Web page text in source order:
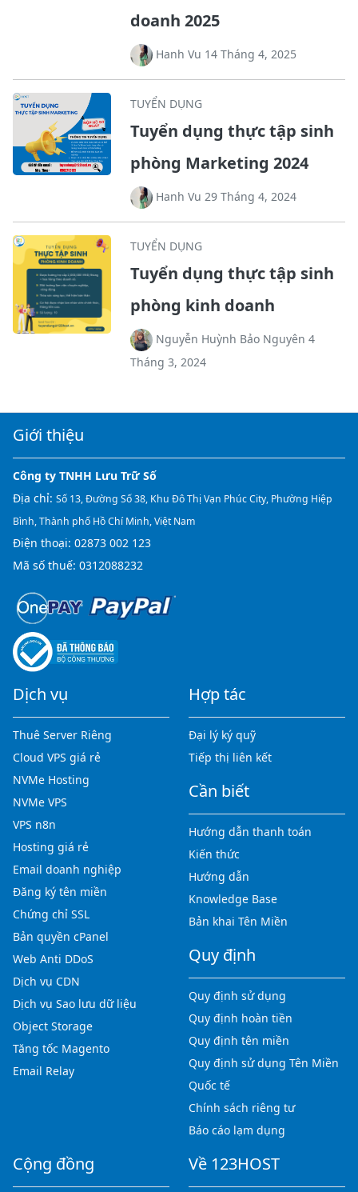
doanh 2025
Hanh Vu 14 Tháng 4, 2025
TUYỂN DỤNG
Tuyển dụng thực tập sinh
phòng Marketing 2024
Hanh Vu 29 Tháng 4, 2024
TUYỂN DỤNG
Tuyển dụng thực tập sinh
phòng kinh doanh
Nguyễn Huỳnh Bảo Nguyên 4
Tháng 3, 2024
Giới thiệu
Công ty TNHH Lưu Trữ Số
Địa chỉ: Số 13, Đường Số 38, Khu Đô Thị Vạn Phúc City, Phường Hiệp
Bình, Thành phố Hồ Chí Minh, Việt Nam
Điện thoại: 02873 002 123
Mã số thuế: 0312088232
Dịch vụ
Thuê Server Riêng
Cloud VPS giá rẻ
NVMe Hosting
NVMe VPS
VPS n8n
Hosting giá rẻ
Email doanh nghiệp
Đăng ký tên miền
Chứng chỉ SSL
Bản quyền cPanel
Web Anti DDoS
Dịch vụ CDN
Dịch vụ Sao lưu dữ liệu
Object Storage
Tăng tốc Magento
Email Relay
Hợp tác
Đại lý ký quỹ
Tiếp thị liên kết
Cần biết
Hướng dẫn thanh toán
Kiến thức
Hướng dẫn
Knowledge Base
Bản khai Tên Miền
Quy định
Quy định sử dụng
Quy định hoàn tiền
Quy định tên miền
Quy định sử dụng Tên Miền
Quốc tế
Chính sách riêng tư
Báo cáo lạm dụng
Cộng đồng Về 123HOST